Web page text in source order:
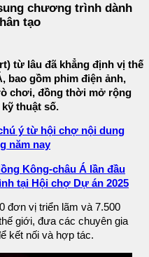
chương trình dành
tạo
từ lâu đã khẳng định vị thế
bao gồm phim điện ảnh,
chơi, đồng thời mở rộng
thuật số.
ý từ hội chợ nội dung
năm nay
Kông-châu Á lần đầu
tại Hội chợ Dự án 2025
đơn vị triển lãm và 7.500
giới, đưa các chuyên gia
kết nối và hợp tác.